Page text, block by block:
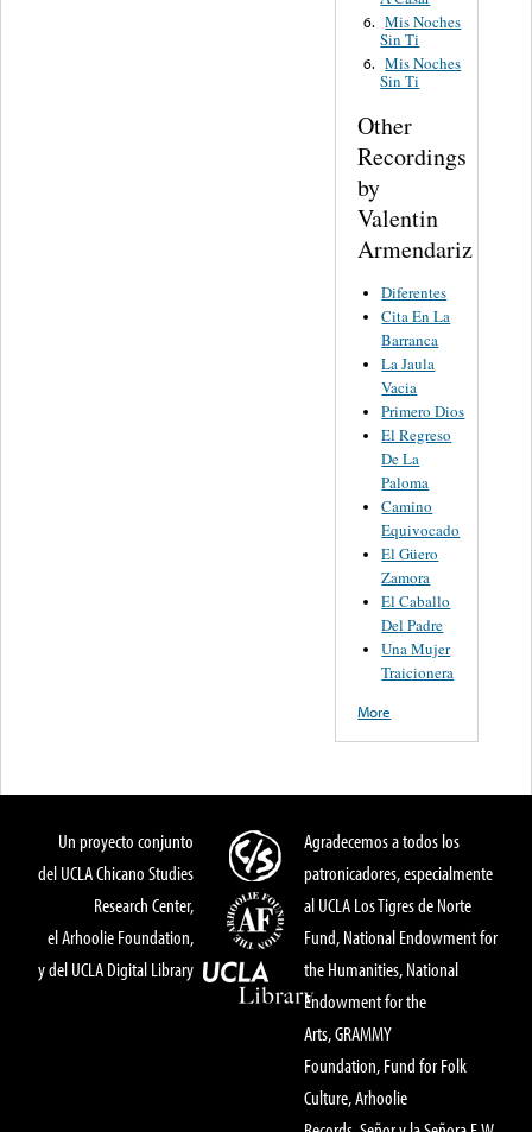
6. Mis Noches
Sin Ti
6. Mis Noches
Sin Ti
Other
Recordings
by
Valentin
Armendariz
Diferentes
Cita En La
Barranca
La Jaula
Vacia
Primero Dios
El Regreso
De La
Paloma
Camino
Equivocado
El Güero
Zamora
El Caballo
Del Padre
Una Mujer
Traicionera
More
Un proyecto conjunto
del UCLA Chicano Studies
Research Center,
el Arhoolie Foundation,
y del UCLA Digital Library
Agradecemos a todos los
patronicadores, especialmente
al UCLA Los Tigres de Norte
Fund, National Endowment for
the Humanities, National
Endowment for the
Arts, GRAMMY
Foundation, Fund for Folk
Culture, Arhoolie